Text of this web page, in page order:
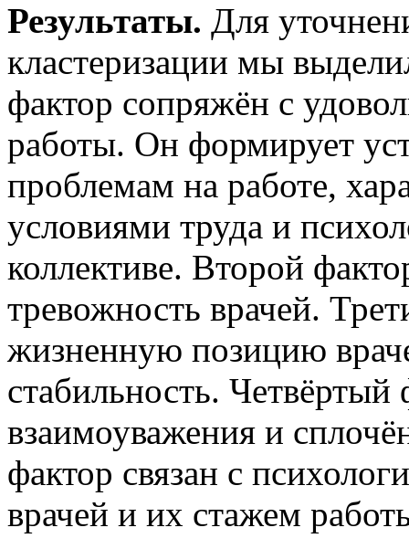
Результаты. Для
кластеризации мы
фактор сопряжён с
работы. Он формирует
проблемам на работе,
условиями труда и
коллективе. Второй
тревожность врачей.
жизненную позицию
стабильность. Четвёртый
взаимоуважения и
фактор связан с
врачей и их стажем